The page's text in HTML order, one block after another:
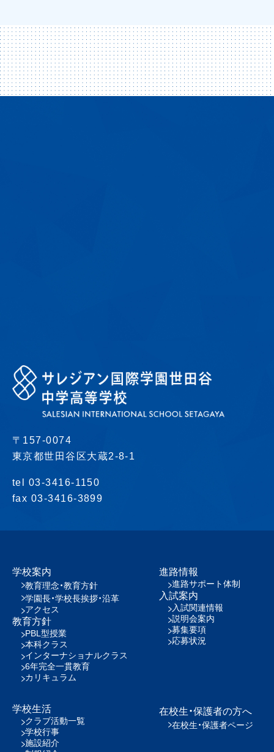
〒157-0074
東京都世田谷区大蔵2-8-1
tel 03-3416-1150
fax 03-3416-3899
学校案内
教育理念・教育方針
学園長・学校長挨拶・沿革
アクセス
教育方針
PBL型授業
本科クラス
インターナショナルクラス
6年完全一貫教育
カリキュラム
学校生活
クラブ活動一覧
学校行事
施設紹介
進路情報
進路サポート体制
入試案内
入試関連情報
説明会案内
募集要項
応募状況
在校生・保護者の方へ
在校生・保護者ページ